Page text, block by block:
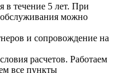
в течение 5 лет. При
можно
и сопровождение на
расчетов. Работаем
все пункты